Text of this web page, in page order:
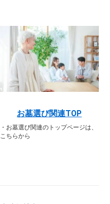
お墓選び関連TOP
・お墓選び関連のトップページは、
こちらから